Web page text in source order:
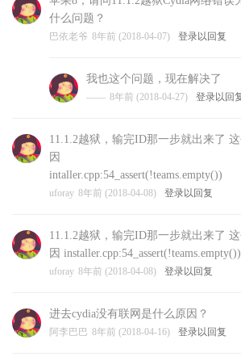
什么问题？
巴依老爷 8年前 (2018-04-07) 登录以回复
我也这个问题，现在解决了
—— 8年前 (2018-04-27) 登录以回
11.1.2越狱，输完ID那一步就出来了
因
intaller.cpp:54_assert(!teams.empty())
uforay 8年前 (2018-04-08) 登录以回复
11.1.2越狱，输完ID那一步就出来了
因 installer.cpp:54_assert(!teams.empty())
uforay 8年前 (2018-04-08) 登录以回复
进去cydia没有联网是什么原因？
阿李巴巴 8年前 (2018-04-16) 登录以回复